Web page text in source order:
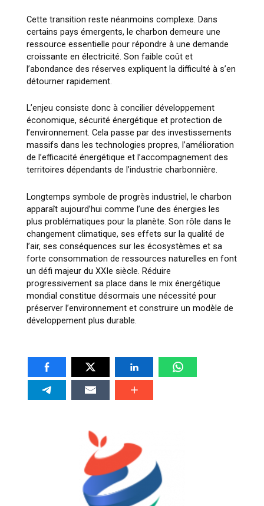
Cette transition reste néanmoins complexe. Dans
certains pays émergents, le charbon demeure une
ressource essentielle pour répondre à une demande
croissante en électricité. Son faible coût et
l’abondance des réserves expliquent la difficulté à s’en
détourner rapidement.
L’enjeu consiste donc à concilier développement
économique, sécurité énergétique et protection de
l’environnement. Cela passe par des investissements
massifs dans les technologies propres, l’amélioration
de l’efficacité énergétique et l’accompagnement des
territoires dépendants de l’industrie charbonnière.
Longtemps symbole de progrès industriel, le charbon
apparaît aujourd’hui comme l’une des énergies les
plus problématiques pour la planète. Son rôle dans le
changement climatique, ses effets sur la qualité de
l’air, ses conséquences sur les écosystèmes et sa
forte consommation de ressources naturelles en font
un défi majeur du XXIe siècle. Réduire
progressivement sa place dans le mix énergétique
mondial constitue désormais une nécessité pour
préserver l’environnement et construire un modèle de
développement plus durable.